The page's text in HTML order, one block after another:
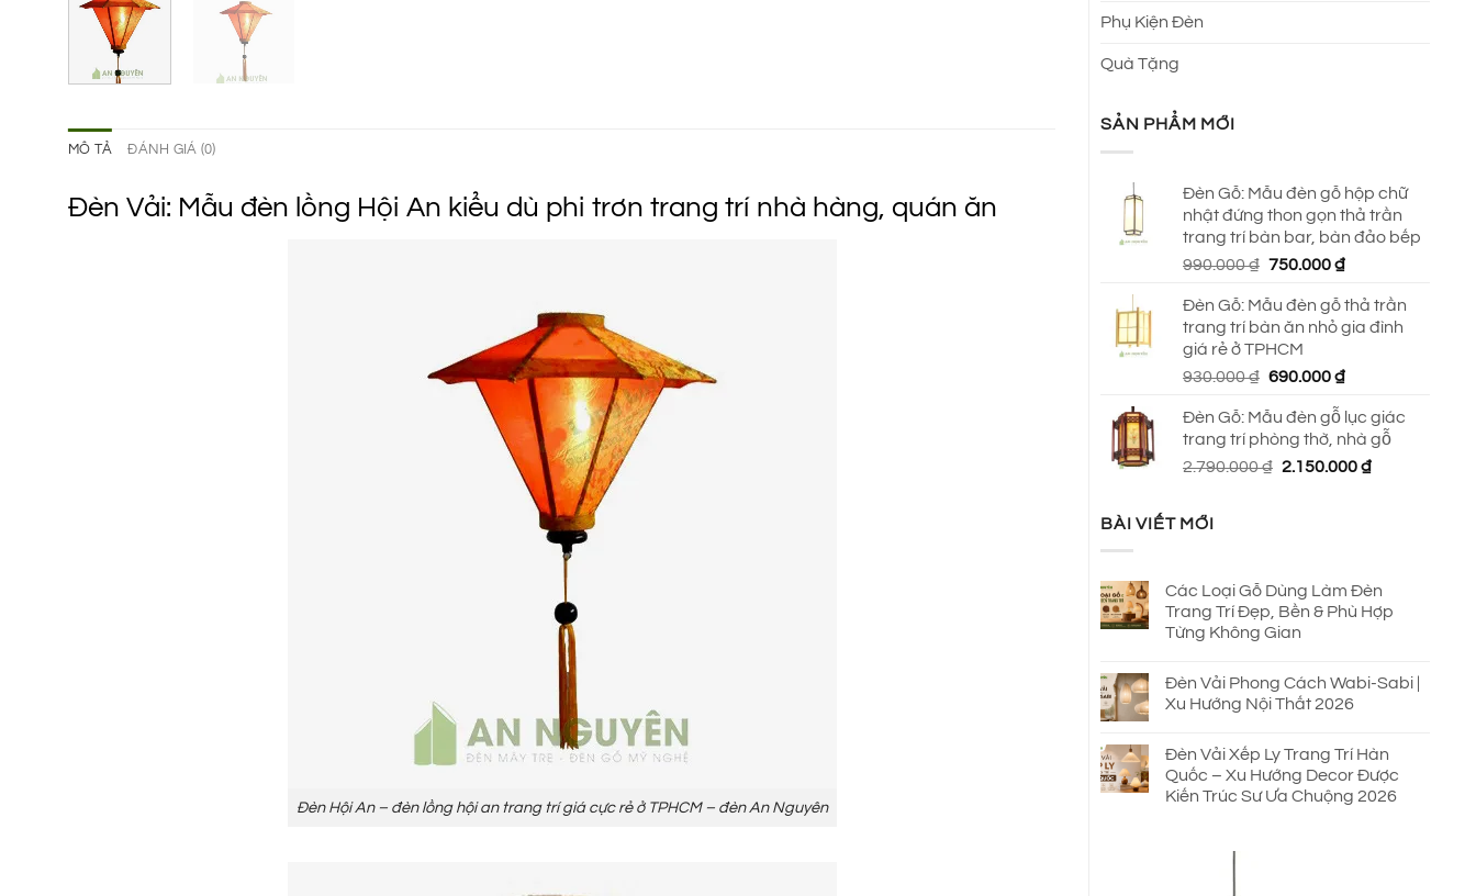
Phụ Kiện Đèn
Quà Tặng
SẢN PHẨM MỚI
Đèn Gỗ: Mẫu đèn gỗ hộp chữ
nhật đứng thon gọn thả trần
trang trí bàn bar, bàn đảo bếp
990.000₫ Giá
là:
990.000 ₫.
750.000₫Giá
tại
là:
Đèn Gỗ: Mẫu đèn gỗ thả trần
trang trí bàn ăn nhỏ gia đình
giá rẻ ở TPHCM
930.000₫ Giá
là:
930.000 ₫.
690.000₫Giá
tại
là:
690.000 ₫.
Đèn Gỗ: Mẫu đèn gỗ lục giác
trang trí phòng thờ, nhà gỗ
2.790.000₫ Giá
2.150.000₫Giá
BÀI VIẾT MỚI
Các Loại Gỗ Dùng Làm Đèn
Trang Trí Đẹp, Bền & Phù Hợp
Từng Không Gian
Đèn Vải Phong Cách Wabi-Sabi |
Xu Hướng Nội Thất 2026
Đèn Vải Xếp Ly Trang Trí Hàn
Quốc – Xu Hướng Decor Được
Kiến Trúc Sư Ưa Chuộng 2026
MÔ TẢ ĐÁNH GIÁ (0)
Đèn Vải: Mẫu đèn lồng Hội An kiểu dù phi trơn trang trí nhà hàng, quán ăn
Đèn Hội An – đèn lồng hội an trang trí giá cực rẻ ở TPHCM – đèn An Nguyên